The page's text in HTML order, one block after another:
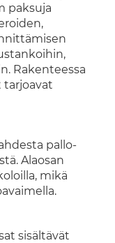
paksuja
Rakenteessa
pallo-
Alaosan
mikä
sisältävät